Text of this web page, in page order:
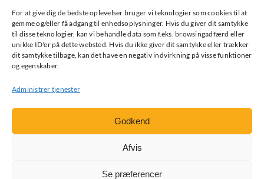
For at give dig de bedste oplevelser bruger vi teknologier som cookies til at
gemme og/eller få adgang til enhedsoplysninger. Hvis du giver dit samtykke
til disse teknologier, kan vi behandle data som f.eks. browsingadfærd eller
unikke ID'er på dette websted. Hvis du ikke giver dit samtykke eller trækker
dit samtykke tilbage, kan det have en negativ indvirkning på visse funktioner
og egenskaber.
Administrer tjenester
Godkend
Afvis
Se præferencer
Forældreintra
Elevintra
Lærerintra
Privatlivspolitik (GDPR)